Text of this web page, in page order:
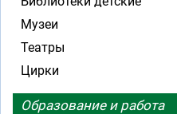
Музеи
Театры
Цирки
Образование и работа